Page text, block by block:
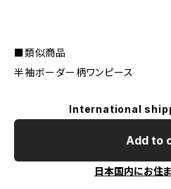
■類似商品
半袖ボーダー柄ワンピース
International
Add to
日本国内にお住